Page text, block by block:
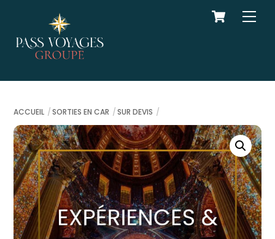
content
Cart
ACCUEIL SORTIES EN CAR SUR DEVIS